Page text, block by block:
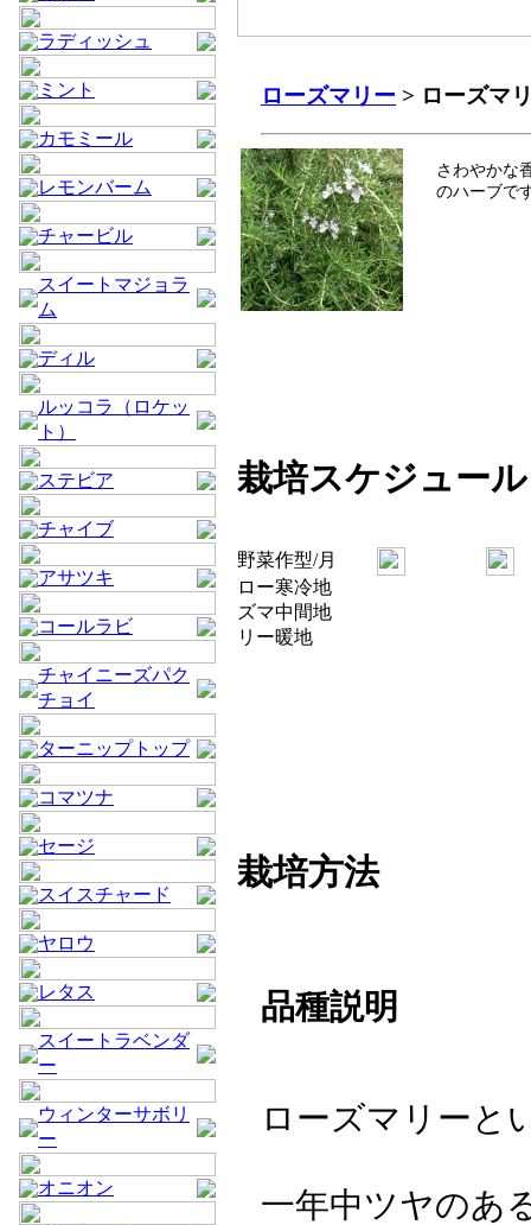
ラディッシュ
ミント
カモミール
レモンバーム
チャービル
スイートマジョラ
ム
ディル
ルッコラ（ロケッ
ト）
ステビア
チャイブ
アサツキ
コールラビ
チャイニーズパク
チョイ
ターニップトップ
コマツナ
セージ
スイスチャード
ヤロウ
レタス
スイートラベンダ
ー
ウィンターサボリ
ー
オニオン
ローズマリー > ローズマ
さわやかな
のハーブで
栽培スケジュール
野菜作型/月
ロー
ズマ
リー
寒冷地
中間地
暖地
栽培方法
品種説明
ローズマリーと
一年中ツヤのあ